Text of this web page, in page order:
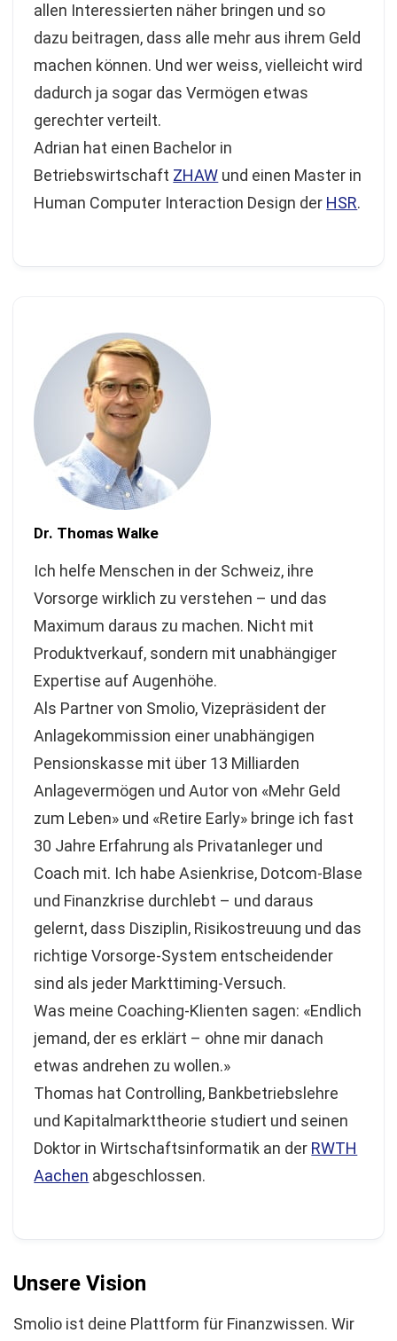
allen Interessierten näher bringen und so
dazu beitragen, dass alle mehr aus ihrem Geld
machen können. Und wer weiss, vielleicht wird
dadurch ja sogar das Vermögen etwas
gerechter verteilt.
Adrian hat einen Bachelor in
Betriebswirtschaft ZHAW und einen Master in
Human Computer Interaction Design der HSR.
Dr. Thomas Walke
Ich helfe Menschen in der Schweiz, ihre
Vorsorge wirklich zu verstehen – und das
Maximum daraus zu machen. Nicht mit
Produktverkauf, sondern mit unabhängiger
Expertise auf Augenhöhe.
Als Partner von Smolio, Vizepräsident der
Anlagekommission einer unabhängigen
Pensionskasse mit über 13 Milliarden
Anlagevermögen und Autor von «Mehr Geld
zum Leben» und «Retire Early» bringe ich fast
30 Jahre Erfahrung als Privatanleger und
Coach mit. Ich habe Asienkrise, Dotcom-Blase
und Finanzkrise durchlebt – und daraus
gelernt, dass Disziplin, Risikostreuung und das
richtige Vorsorge-System entscheidender
sind als jeder Markttiming-Versuch.
Was meine Coaching-Klienten sagen: «Endlich
jemand, der es erklärt – ohne mir danach
etwas andrehen zu wollen.»
Thomas hat Controlling, Bankbetriebslehre
und Kapitalmarkttheorie studiert und seinen
Doktor in Wirtschaftsinformatik an der RWTH
Aachen abgeschlossen.
Unsere Vision
Smolio ist deine Plattform für Finanzwissen. Wir